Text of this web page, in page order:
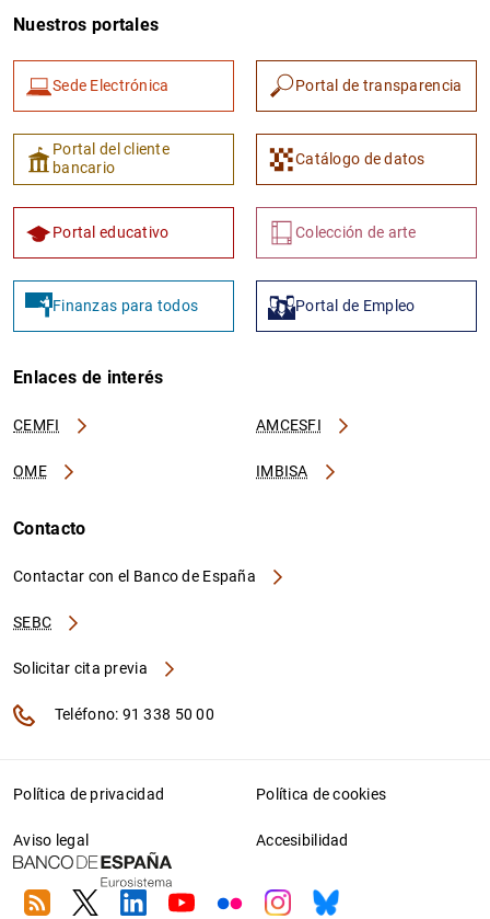
Nuestros portales
Sede Electrónica Portal de transparencia
Portal del cliente
bancario
Catálogo de datos
Portal educativo Colección de arte
Finanzas para todos Portal de Empleo
Enlaces de interés
CEMFI AMCESFI
OME IMBISA
Contacto
Contactar con el Banco de España
SEBC
Solicitar cita previa
Teléfono: 91 338 50 00
Política de privacidad Política de cookies
Aviso legal Accesibilidad
RSS TwitterLinkedin
YoutubeFlickrInstagram
Bluesky